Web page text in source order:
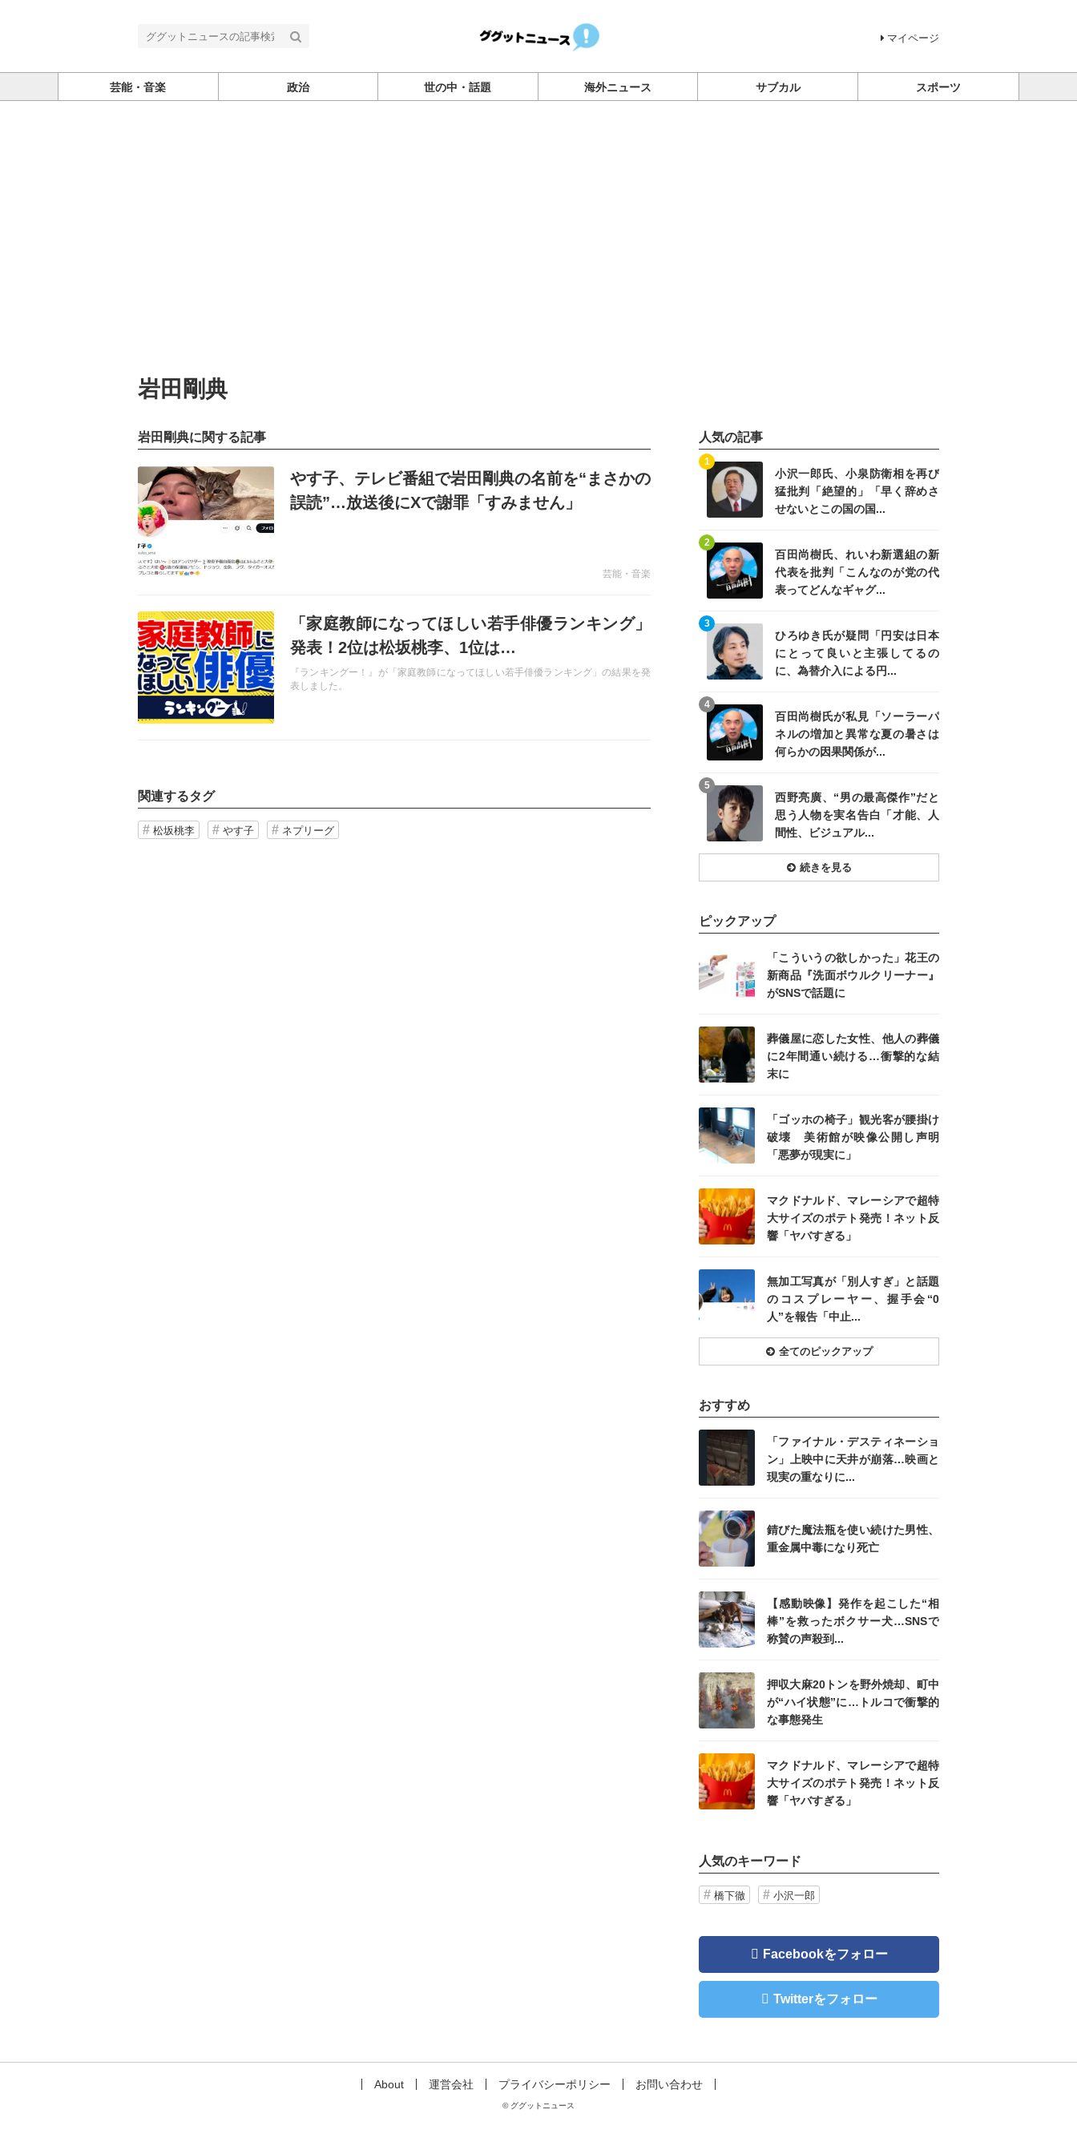
マイページ
芸能・音楽 政治 世の中・話題 海外ニュース サブカル スポーツ
岩田剛典
岩田剛典に関する記事
やす子、テレビ番組で岩田剛典の名前を“まさかの
誤読”…放送後にXで謝罪「すみません」
芸能・音楽
「家庭教師になってほしい若手俳優ランキング」
発表！2位は松坂桃李、1位は…
『ランキングー！』が「家庭教師になってほしい若手俳優ランキング」の結果を発
表しました。
関連するタグ
松坂桃李 やす子 ネプリーグ
人気の記事
小沢一郎氏、小泉防衛相を再び
猛批判「絶望的」「早く辞めさ
せないとこの国の国...
1
百田尚樹氏、れいわ新選組の新
代表を批判「こんなのが党の代
表ってどんなギャグ...
2
ひろゆき氏が疑問「円安は日本
にとって良いと主張してるの
に、為替介入による円...
3
記事を読む
百田尚樹氏が私見「ソーラーパ
ネルの増加と異常な夏の暑さは
何らかの因果関係が...
4
西野亮廣、“男の最高傑作”だと
思う人物を実名告白「才能、人
間性、ビジュアル...
5
続きを見る
ピックアップ
「こういうの欲しかった」花王の
新商品『洗面ボウルクリーナー』
がSNSで話題に
葬儀屋に恋した女性、他人の葬儀
に2年間通い続ける…衝撃的な結
末に
「ゴッホの椅子」観光客が腰掛け
破壊 美術館が映像公開し声明
「悪夢が現実に」
マクドナルド、マレーシアで超特
大サイズのポテト発売！ネット反
響「ヤバすぎる」
無加工写真が「別人すぎ」と話題
のコスプレーヤー、握手会“0
人”を報告「中止...
全てのピックアップ
おすすめ
「ファイナル・デスティネーショ
ン」上映中に天井が崩落…映画と
現実の重なりに...
錆びた魔法瓶を使い続けた男性、
重金属中毒になり死亡
【感動映像】発作を起こした“相
棒”を救ったボクサー犬…SNSで
称賛の声殺到...
押収大麻20トンを野外焼却、町中
が“ハイ状態”に…トルコで衝撃的
な事態発生
マクドナルド、マレーシアで超特
大サイズのポテト発売！ネット反
響「ヤバすぎる」
人気のキーワード
橋下徹 小沢一郎
Facebookをフォロー
Twitterをフォロー
About 運営会社 プライバシーポリシー お問い合わせ
© ググットニュース